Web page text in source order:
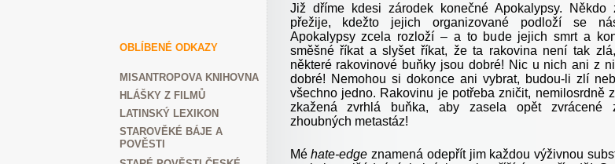
OBLÍBENÉ ODKAZY
MISANTROPOVA KNIHOVNA
HLÁŠKY Z FILMŮ
LATINSKÝ LEXIKON
STAROVĚKÉ BÁJE A
POVĚSTI
Již dříme kdesi zárodek konečné Apokalypsy.
přežije, kdežto jejich organizované podloží se
Apokalypsy zcela rozloží – a to bude jejich smrt a
směšné říkat a slyšet říkat, že ta rakovina není tak
některé rakovinové buňky jsou dobré! Nic u nich ani z
dobré! Nemohou si dokonce ani vybrat, budou-li zlí
všechno jedno. Rakovinu je potřeba zničit, nemilosrdně
zkažená zvrhlá buňka, aby zasela opět zvrácené
zhoubných metastáz!
Méhate-edgeznamená odepřít jim každou výživnou